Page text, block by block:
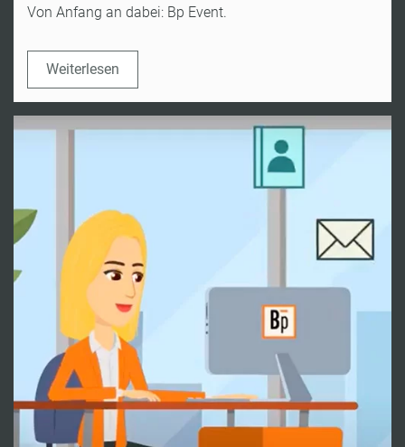
Von Anfang an dabei: Bp Event.
Weiterlesen